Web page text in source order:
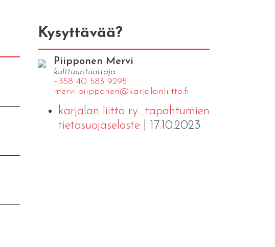
Kysyttävää?
Piipponen Mervi
kulttuurituottaja
+358 40 583 9295
mervi.​piipponen@​kar​jala​nlii​tto.​fi
karjalan-liitto-ry_tapahtumien-
tietosuojaseloste| 17.10.2023